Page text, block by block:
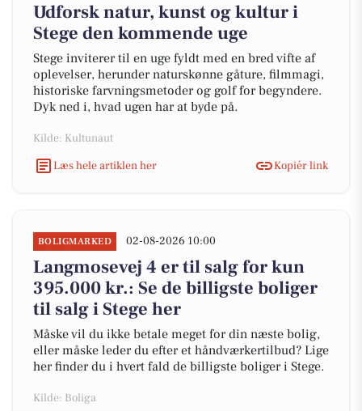
Udforsk natur, kunst og kultur i
Stege den kommende uge
Stege inviterer til en uge fyldt med en bred vifte af
oplevelser, herunder naturskønne gåture, filmmagi,
historiske farvningsmetoder og golf for begyndere.
Dyk ned i, hvad ugen har at byde på.
Kilde: Kultunaut
Læs hele artiklen her
Kopiér link
BOLIGMARKED 02-08-2026 10:00
Langmosevej 4 er til salg for kun
395.000 kr.: Se de billigste boliger
til salg i Stege her
Måske vil du ikke betale meget for din næste bolig,
eller måske leder du efter et håndværkertilbud? Lige
her finder du i hvert fald de billigste boliger i Stege.
Kilde: Boliga